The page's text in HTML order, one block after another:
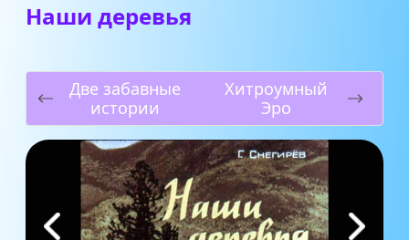
Наши деревья
Две забавные
истории
Хитроумный
Эро